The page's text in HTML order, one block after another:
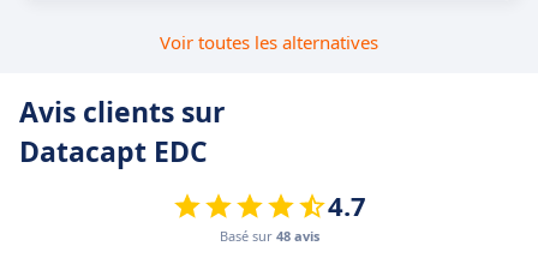
Voir toutes les alternatives
Avis clients sur
Datacapt EDC
4.7
Basé sur 48 avis